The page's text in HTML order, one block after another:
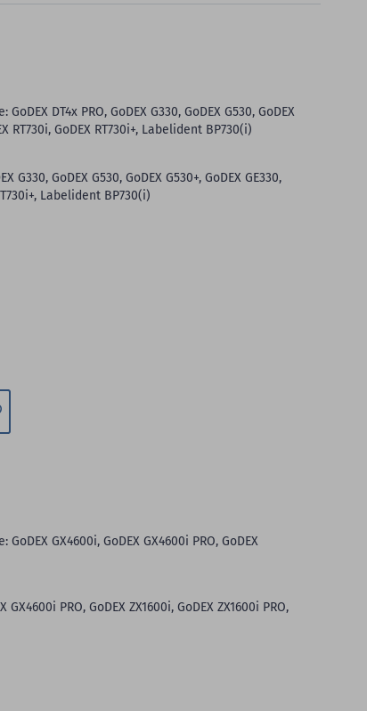
DT4x PRO, GoDEX G330, GoDEX G530, GoDEX
RT730i, GoDEX RT730i+, Labelident BP730(i)
G330, GoDEX G530, GoDEX G530+, GoDEX GE330,
Labelident BP730(i)
GX4600i, GoDEX GX4600i PRO, GoDEX
GX4600i PRO, GoDEX ZX1600i, GoDEX ZX1600i PRO,